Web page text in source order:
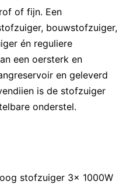
of fijn. Een
bouwstofzuiger,
én reguliere
een oersterk en
en geleverd
is de stofzuiger
onderstel.
stofzuiger 3x 1000W